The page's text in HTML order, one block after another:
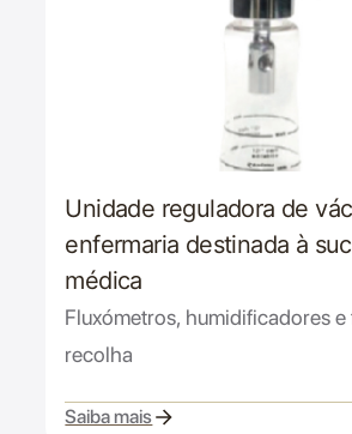
Unidade reguladora de
enfermaria destinada à
médica
Fluxómetros, humidificadores e
recolha
Saiba mais